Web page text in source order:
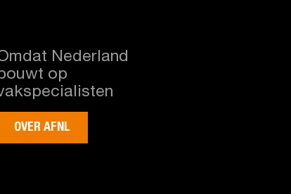
Nederland
bouwt op
OVER AFNL